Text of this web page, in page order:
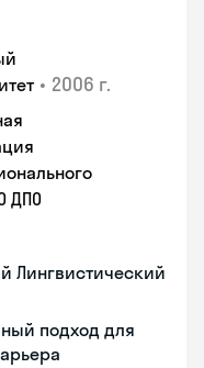
• 2006 г.
ДПО
Лингвистический
подход для